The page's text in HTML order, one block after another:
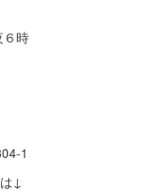
６時
1
↓